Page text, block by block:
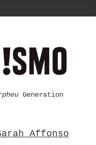
Generation
Affonso